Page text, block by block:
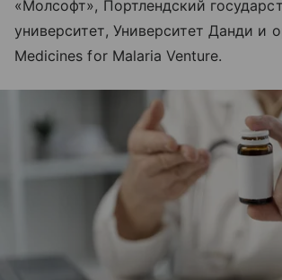
«Молсофт», Портлендский
университет, Университет Данди и
Medicines for Malaria Venture.